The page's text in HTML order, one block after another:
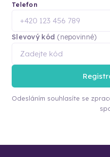
Telefon
Slevový kód (nepovinné)
Odesláním souhlasíte se